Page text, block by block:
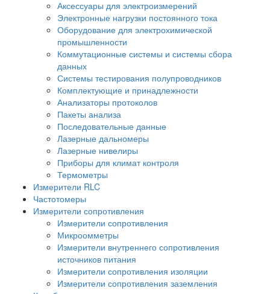
Аксессуары для электроизмерений
Электронные нагрузки постоянного тока
Оборудование для электрохимической
промышленности
Коммутационные системы и системы сбора
данных
Системы тестирования полупроводников
Комплектующие и принадлежности
Анализаторы протоколов
Пакеты анализа
Последовательные данные
Лазерные дальномеры
Лазерные нивелиры
Приборы для климат контроля
Термометры
Измерители RLC
Частотомеры
Измерители сопротивления
Измерители сопротивления
Микроомметры
Измерители внутреннего сопротивления
источников питания
Измерители сопротивления изоляции
Измерители сопротивления заземления